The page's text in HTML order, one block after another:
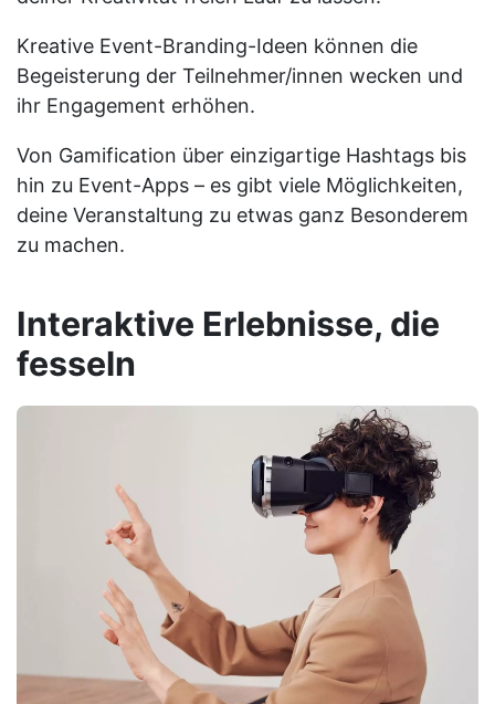
Kreative Event-Branding-Ideen können die
Begeisterung der Teilnehmer/innen wecken und
ihr Engagement erhöhen.
Von Gamification über einzigartige Hashtags bis
hin zu Event-Apps – es gibt viele Möglichkeiten,
deine Veranstaltung zu etwas ganz Besonderem
zu machen.
Interaktive Erlebnisse, die
fesseln